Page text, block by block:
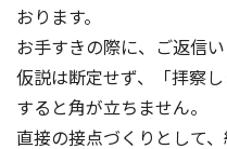
おります。
お手すきの際に、ご返信
仮説は断定せず、「拝察
すると角が立ちません。
直接の接点づくりとして